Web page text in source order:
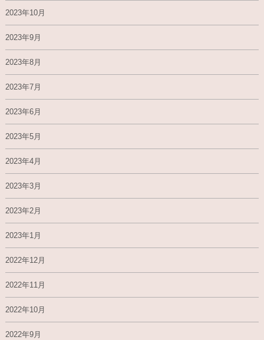
2023年10月
2023年9月
2023年8月
2023年7月
2023年6月
2023年5月
2023年4月
2023年3月
2023年2月
2023年1月
2022年12月
2022年11月
2022年10月
2022年9月